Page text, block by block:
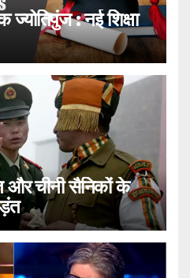
ज्योतिपुंज : नई शिक्षा
और चीनी सैनिकों के